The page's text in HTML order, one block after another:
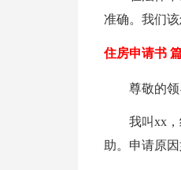
准确。我们
住房申请书
尊敬的领
我叫xx
助。申请原